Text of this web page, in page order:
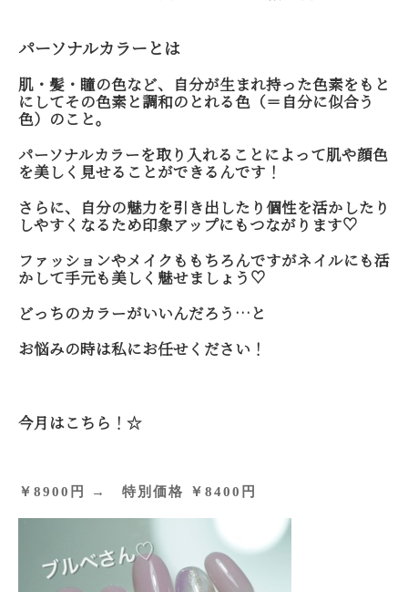
パーソナルカラーとは
肌・髪・瞳の色など、自分が生まれ持った色素をもと
にしてその色素と調和のとれる色（＝自分に似合う
色）のこと。
パーソナルカラーを取り入れることによって肌や顔色
を美しく見せることができるんです！
さらに、自分の魅力を引き出したり個性を活かしたり
しやすくなるため印象アップにもつながります♡
ファッションやメイクももちろんですがネイルにも活
かして手元も美しく魅せましょう♡
どっちのカラーがいいんだろう…と
お悩みの時は私にお任せください！
今月はこちら！☆
￥8900円 → 特別価格 ￥8400円